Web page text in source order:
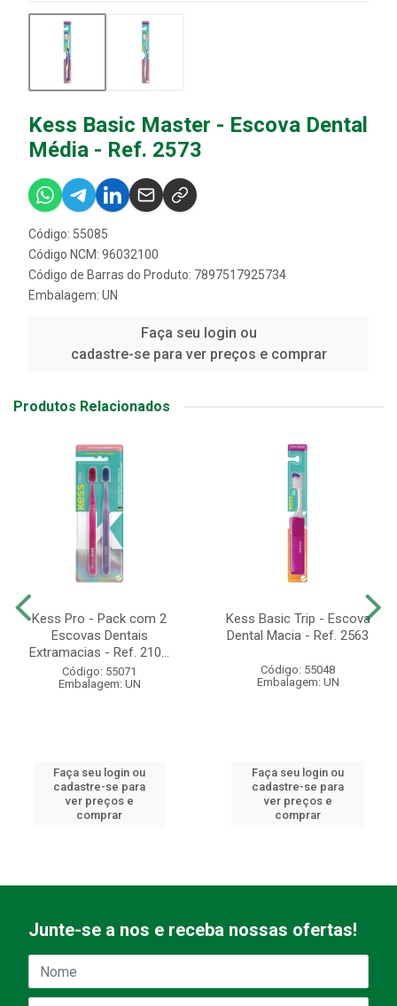
Kess Basic Master - Escova Dental
Média - Ref. 2573
Código: 55085
Código NCM: 96032100
Código de Barras do Produto: 7897517925734
Embalagem: UN
Faça seu login ou
cadastre-se para ver preços e comprar
Produtos Relacionados
Kess Pro - Pack com 2
Escovas Dentais
Extramacias - Ref. 210...
Código: 55071
Embalagem: UN
Faça seu login ou
cadastre-se para
ver preços e
comprar
Kess Basic Trip - Escova
Dental Macia - Ref. 2563
Código: 55048
Embalagem: UN
Faça seu login ou
cadastre-se para
ver preços e
comprar
Junte-se a nos e receba nossas ofertas!